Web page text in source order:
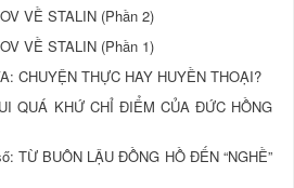
VỀ STALIN (Phần 2)
VỀ STALIN (Phần 1)
CHUYỆN THỰC HAY HUYỀN THOẠI?
QUÁ KHỨ CHỈ ĐIỂM CỦA ĐỨC HỒNG
TỪ BUÔN LẬU ÐỒNG HỒ ÐẾN “NGHỀ”